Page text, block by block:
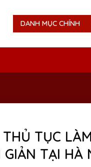
DANH MỤC CHÍNH
TỤC
TẠI HÀ